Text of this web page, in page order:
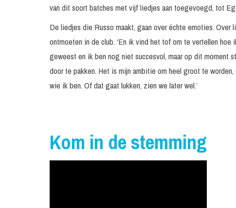
van dit soort batches met vijf liedjes aan toegevoegd, tot
De liedjes die Russo maakt, gaan over échte emoties. Over
ontmoeten in de club. ‘En ik vind het tof om te vertellen
geweest en ik ben nog niet succesvol, maar op dit moment
door te pakken. Het is mijn ambitie om heel groot te
wie ik ben. Of dat gaat lukken, zien we later wel.’
Kom in de stemming